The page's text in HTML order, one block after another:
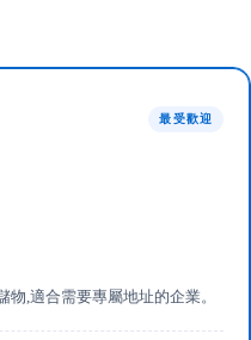
最受歡迎
,適合需要專屬地址的企業。